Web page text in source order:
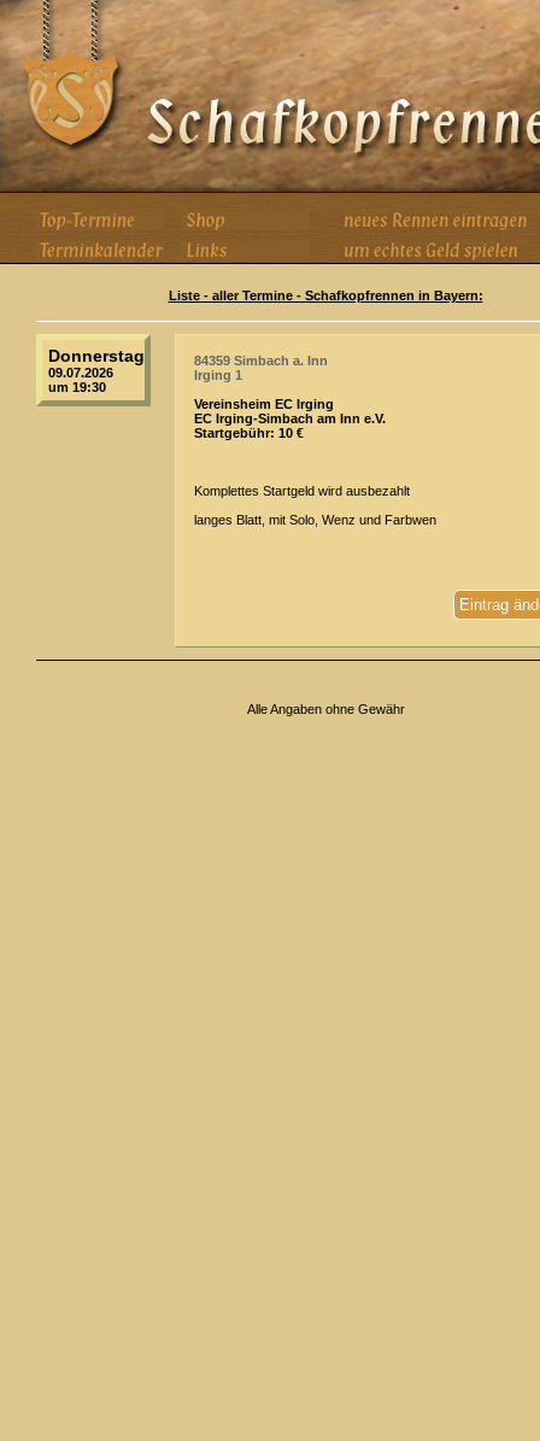
Liste - aller Termine - Schafkopfrennen in Bayern:
Donnerstag
09.07.2026
um 19:30
84359 Simbach a. Inn
Irging 1
Vereinsheim EC Irging
EC Irging-Simbach am Inn e.V.
Startgebühr: 10 €
Komplettes Startgeld wird ausbezahlt
langes Blatt, mit Solo, Wenz und Farbwen
Eintrag
Alle Angaben ohne Gewähr